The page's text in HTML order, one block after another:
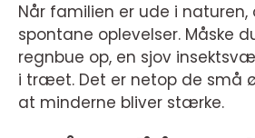
Når familien er ude i
spontane oplevelser. Måske
regnbue op, en sjov
i træet. Det er netop de små
at minderne bliver stærke.